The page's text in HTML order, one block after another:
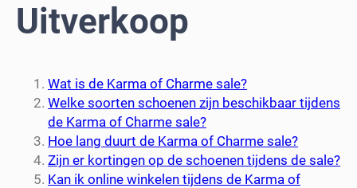
Uitverkoop
Wat is de Karma of Charme sale?
Welke soorten schoenen zijn beschikbaar tijdens
de Karma of Charme sale?
Hoe lang duurt de Karma of Charme sale?
Zijn er kortingen op de schoenen tijdens de sale?
Kan ik online winkelen tijdens de Karma of